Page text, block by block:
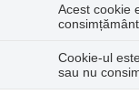
Acest cookie
Cookie-ul
sau nu